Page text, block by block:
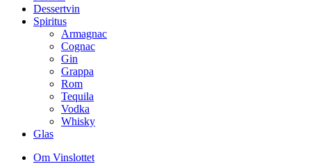
Dessertvin
Spiritus
Armagnac
Cognac
Gin
Grappa
Rom
Tequila
Vodka
Whisky
Glas
Om Vinslottet